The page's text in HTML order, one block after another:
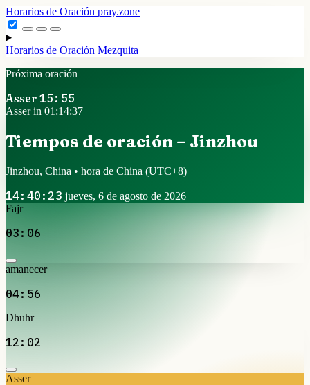
Horarios de Oración pray.zone
Horarios de Oración Mezquita
Próxima oración
Asser 15:55
Asser in 01:14:36
Tiempos de oración – Jinzhou
Jinzhou, China • hora de China (UTC+8)
14:40:24 jueves, 6 de agosto de 2026
Fajr
03:06
amanecer
04:56
Dhuhr
12:02
Asser